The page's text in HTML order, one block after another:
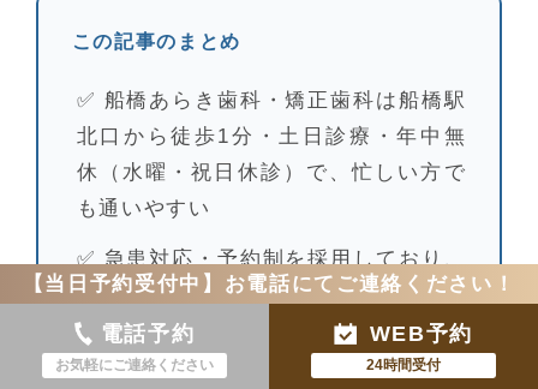
【当日予約受付中】お電話にてご連絡ください！
電話予約
お気軽にご連絡ください
WEB予約
24時間受付
この記事のまとめ
✅ 船橋あらき歯科・矯正歯科は船橋駅
北口から徒歩1分・土日診療・年中無
休（水曜・祝日休診）で、忙しい方で
も通いやすい
✅ 急患対応・予約制を採用しており、
急なトラブルにも対応可能
✅ マイクロスコープ・歯科用CT・ク
ラスB滅菌器完備で精密・安心の診療